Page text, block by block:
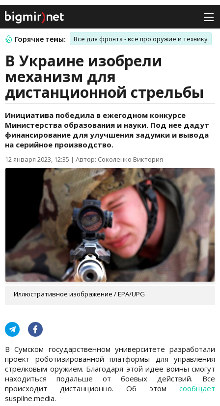
Горячие темы: Все для фронта - все про оружие и технику
В Украине изобрели
механизм для
дистанционной стрельбы
Инициатива победила в ежегодном конкурсе
Министерства образования и науки. Под нее дадут
финансирование для улучшения задумки и вывода
на серийное производство.
12 января 2023, 12:35 | Автор: Соколенко Виктория
Иллюстративное изображение / EPA/UPG
В Сумском государственном университете разработали
проект роботизированной платформы для управления
стрелковым оружием. Благодаря этой идее воины смогут
находиться подальше от боевых действий. Все
происходит дистанционно. Об этом сообщает
suspilne.media.